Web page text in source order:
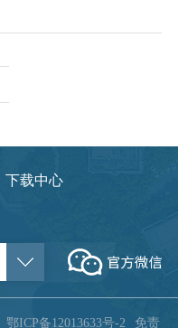
下载中心
鄂ICP备12013633号-2 免责